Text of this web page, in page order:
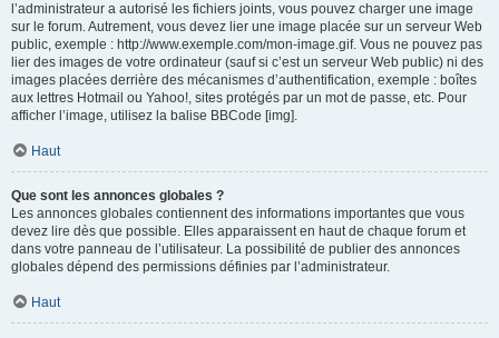
l’administrateur a autorisé les fichiers joints, vous pouvez charger une image
sur le forum. Autrement, vous devez lier une image placée sur un serveur Web
public, exemple : http://www.exemple.com/mon-image.gif. Vous ne pouvez pas
lier des images de votre ordinateur (sauf si c’est un serveur Web public) ni des
images placées derrière des mécanismes d’authentification, exemple : boîtes
aux lettres Hotmail ou Yahoo!, sites protégés par un mot de passe, etc. Pour
afficher l’image, utilisez la balise BBCode [img].
Haut
Que sont les annonces globales ?
Les annonces globales contiennent des informations importantes que vous
devez lire dès que possible. Elles apparaissent en haut de chaque forum et
dans votre panneau de l’utilisateur. La possibilité de publier des annonces
globales dépend des permissions définies par l’administrateur.
Haut